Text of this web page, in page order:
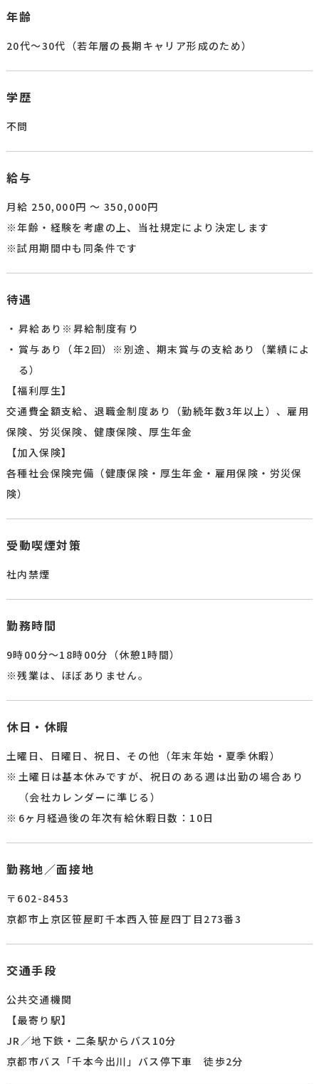
年齢
20代～30代（若年層の長期キャリア形成のため）
学歴
不問
給与
月給 250,000円 ～ 350,000円​
※年齢・経験を考慮の上、当社規定により決定します​
※試用期間中も同条件です​
待遇
昇給あり※昇給制度有り
賞与あり（年2回）※別途、期末賞与の支給あり（業績によ
る）
【福利厚生】
交通費全額支給、退職金制度あり（勤続年数3年以上）、雇用
保険、労災保険、健康保険、厚生年金
【加入保険】
各種社会保険完備（健康保険・厚生年金・雇用保険・労災保
険）
受動喫煙対策
社内禁煙
勤務時間​
9時00分～18時00分（休憩1時間）​
※残業は、ほぼありません。​
休日・休暇
土曜日、日曜日、祝日、その他（年末年始・夏季休暇）
土曜日は基本休みですが、祝日のある週は出勤の場合あり
（会社カレンダーに準じる）
6ヶ月経過後の年次有給休暇日数：10日
勤務地／面接地
〒602-8453
京都市上京区笹屋町千本西入笹屋四丁目273番3
交通手段
公共交通機関
【最寄り駅】
JR／地下鉄・二条駅からバス10分
京都市バス「千本今出川」バス停下車 徒歩2分